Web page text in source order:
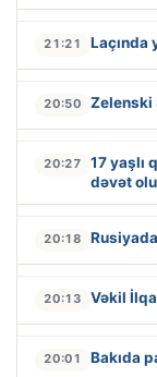
21:21 Laçında
20:50 Zelenski
20:27
17 yaşlı
dəvət
20:18
20:13 Vəkil
20:01 Bakıda